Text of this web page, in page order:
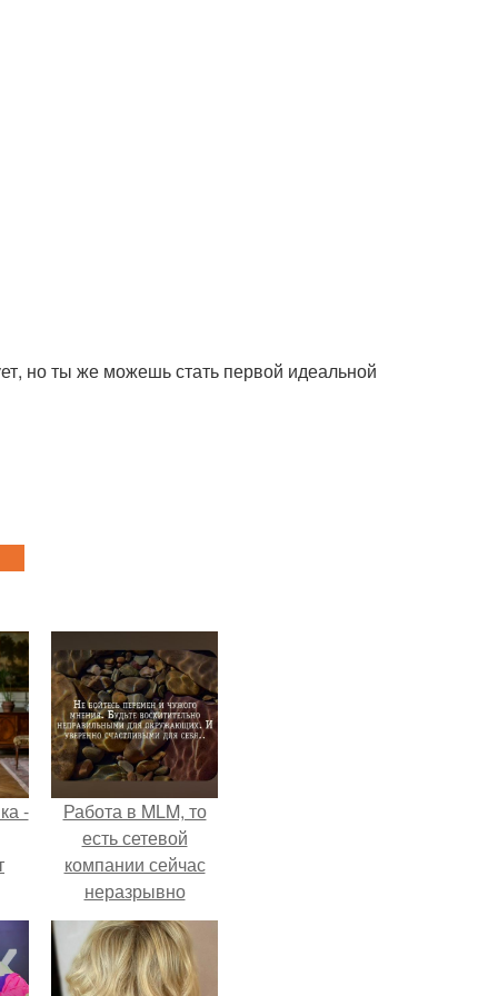
но ты же можешь стать первой идеальной
-
и
Работа в MLM, то
есть сетевой
компании сейчас
неразрывно
связана с создание
своего контента,
своей страницы в